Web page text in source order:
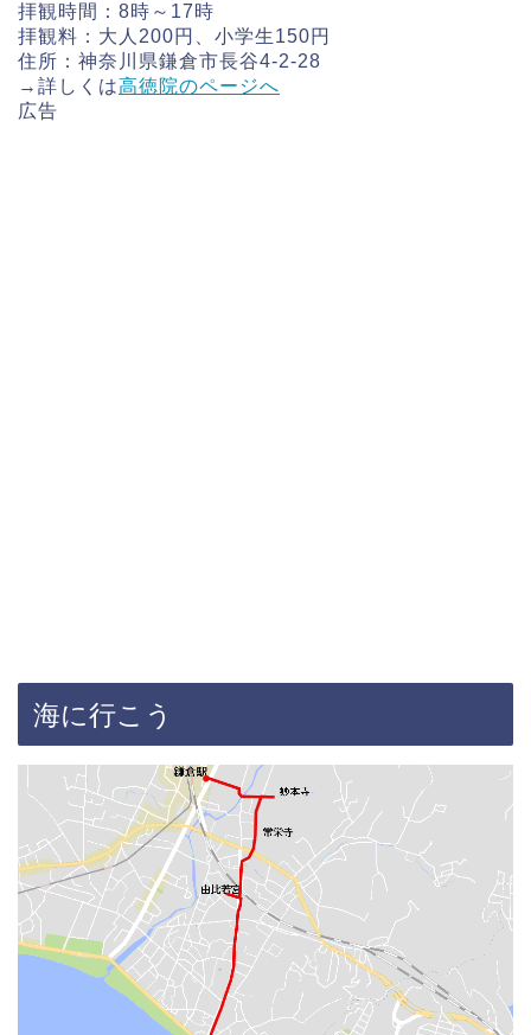
拝観時間：8時～17時
拝観料：大人200円、小学生150円
住所：神奈川県鎌倉市長谷4-2-28
→詳しくは高徳院のページへ
広告
海に行こう